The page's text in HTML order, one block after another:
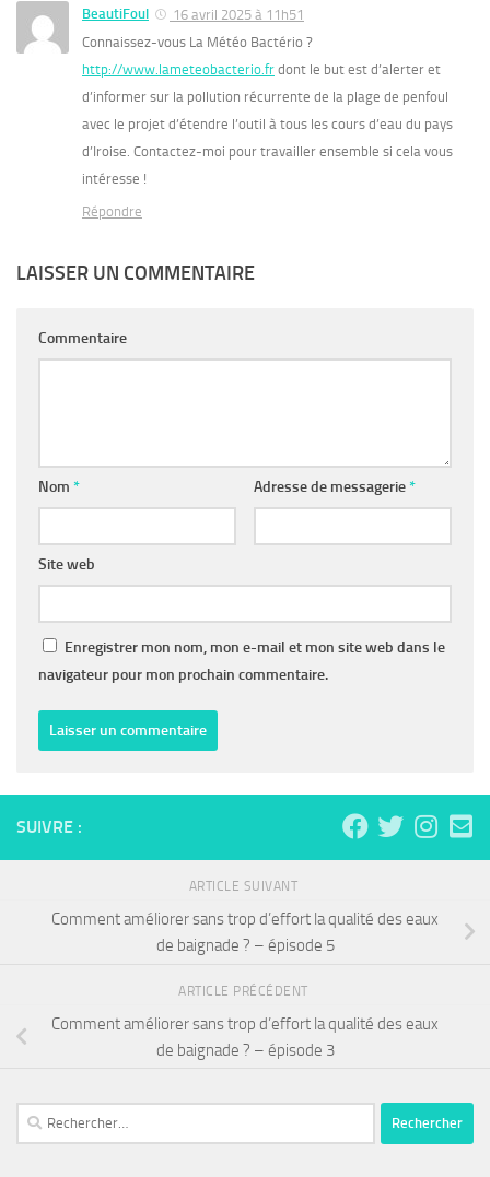
BeautiFoul
16 avril 2025 à 11h51
Connaissez-vous La Météo Bactério ?
http://www.lameteobacterio.fr dont le but est d’alerter et
d’informer sur la pollution récurrente de la plage de penfoul
avec le projet d’étendre l’outil à tous les cours d’eau du pays
d’Iroise. Contactez-moi pour travailler ensemble si cela vous
intéresse !
Répondre
LAISSER UN COMMENTAIRE
Commentaire
Nom * Adresse de messagerie*
Site web
Enregistrer mon nom, mon e-mail et mon site web dans le
navigateur pour mon prochain commentaire.
SUIVRE :
ARTICLE SUIVANT
Comment améliorer sans trop d’effort la qualité des eaux
de baignade ? – épisode 5
ARTICLE PRÉCÉDENT
Comment améliorer sans trop d’effort la qualité des eaux
de baignade ? – épisode 3
Rechercher :